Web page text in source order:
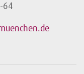
64